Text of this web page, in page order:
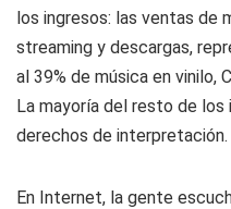
los ingresos: las ventas de
streaming y descargas,
al 39% de música en
La mayoría del resto de los
derechos de interpretación.
En Internet, la gente